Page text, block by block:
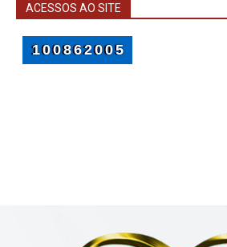
ACESSOS AO SITE